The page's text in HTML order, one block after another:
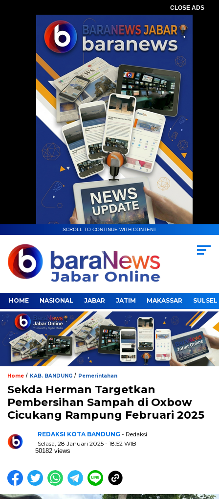
CLOSE ADS
SCROLL TO CONTINUE WITH CONTENT
HOME NASIONAL JABAR JATIM MAKASSAR SULSEL
Home / KAB. BANDUNG / Pemerintahan
Sekda Herman Targetkan
Pembersihan Sampah di Oxbow
Cicukang Rampung Februari 2025
REDAKSI KOTA BANDUNG - Redaksi
Selasa, 28 Januari 2025 - 18:52 WIB
50182 views